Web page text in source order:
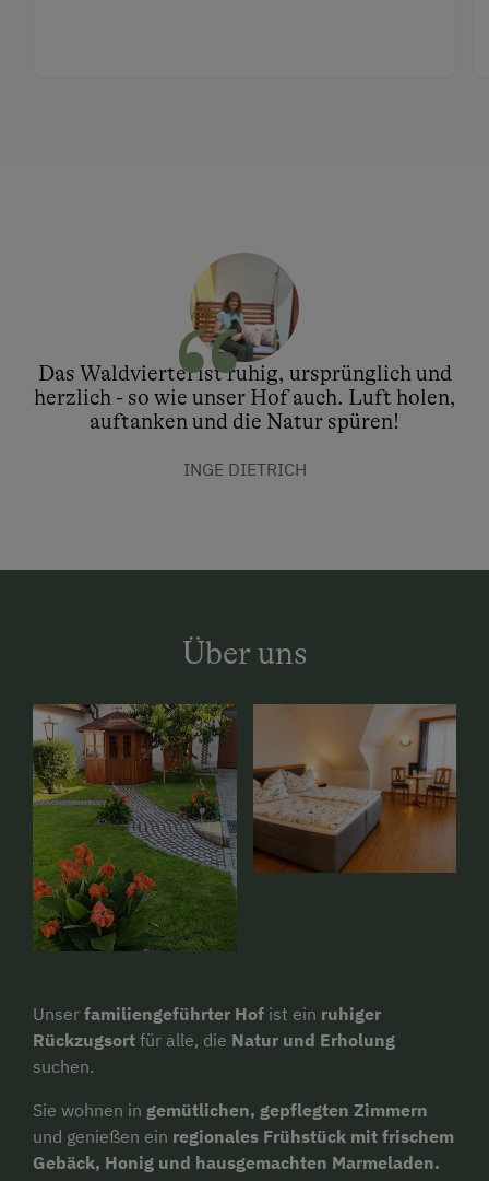
Das Waldviertel ist ruhig, ursprünglich und
herzlich - so wie unser Hof auch. Luft holen,
auftanken und die Natur spüren!
INGE DIETRICH
Über uns
Unser familiengeführter Hof ist ein ruhiger
Rückzugsort für alle, die Natur und Erholung
suchen.
Sie wohnen in gemütlichen, gepflegten Zimmern
und genießen ein regionales Frühstück mit frischem
Gebäck, Honig und hausgemachten Marmeladen.